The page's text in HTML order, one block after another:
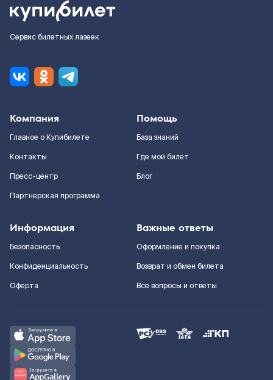
Сервис билетных лазеек
Компания
Главное о Купибилете
Контакты
Пресс-центр
Партнерская программа
Помощь
База знаний
Где мой билет
Блог
Информация
Безопасность
Конфиденциальность
Оферта
Важные ответы
Оформление и покупка
Возврат и обмен билета
Все вопросы и ответы